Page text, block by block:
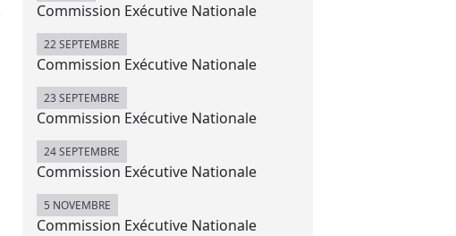
Commission Exécutive Nationale
22 SEPTEMBRE
Commission Exécutive Nationale
23 SEPTEMBRE
Commission Exécutive Nationale
24 SEPTEMBRE
Commission Exécutive Nationale
5 NOVEMBRE
Commission Exécutive Nationale